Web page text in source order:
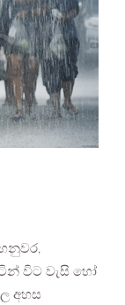
විට වැසි හෝ
අහස